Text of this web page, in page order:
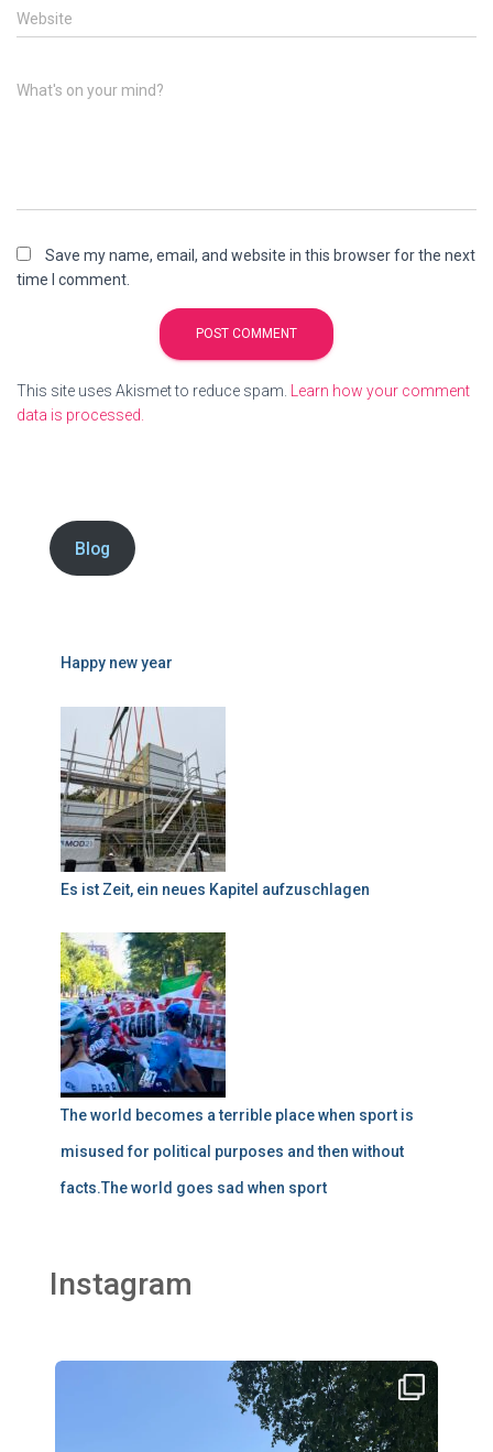
Website
What's on your mind?
Save my name, email, and website in this browser for the next
time I comment.
This site uses Akismet to reduce spam.
Learn how your comment
data is processed.
Blog
Happy new year
Es ist Zeit, ein neues Kapitel aufzuschlagen
The world becomes a terrible place when sport is
misused for political purposes and then without
facts.The world goes sad when sport
Instagram
thklingler
Aug 2